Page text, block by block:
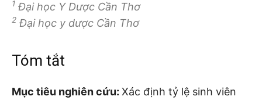
1 Đại học Y Dược Cần Thơ
2 Đại học y dược Cần Thơ
Tóm tắt
Mục tiêu nghiên cứu: Xác định tỷ lệ sinh viên